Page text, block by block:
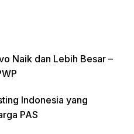
Naik dan Lebih Besar –
Indonesia yang
PAS